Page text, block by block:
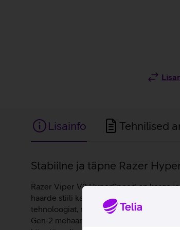
Lisainfo Tehnilised
Lisainfo
Stabiilne ja täpne Razer
Razer Viper V3 HyperSpeed on kerge
haarde stiili kasutajatele, tagades
tehnoloogiat, mis tagab stabiilse ja
Gen‑2 mehaanilised lülitid peavad